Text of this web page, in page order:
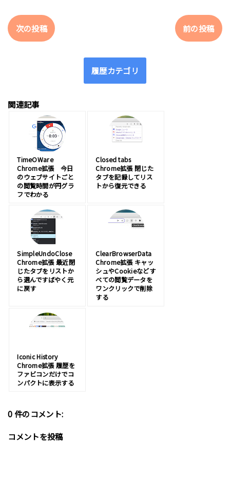
次の投稿 前の投稿
履歴カテゴリ
関連記事
TimeOWare
Chrome拡張 今日
のウェブサイトごと
の閲覧時間が円グラ
フでわかる
Closed tabs
Chrome拡張 閉じた
タブを記録してリス
トから復元できる
SimpleUndoClose
Chrome拡張 最近閉
じたタブをリストか
ら選んですばやく元
に戻す
ClearBrowserData
Chrome拡張 キャッ
シュやCookieなどす
べての閲覧データを
ワンクリックで削除
する
Iconic History
Chrome拡張 履歴を
ファビコンだけでコ
ンパクトに表示する
0 件のコメント:
コメントを投稿